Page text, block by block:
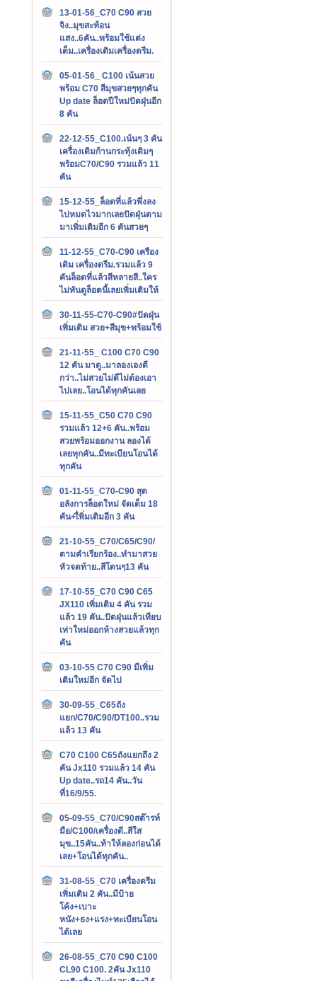
13-01-56_C70 C90 สวย
จิง..มุขสะท้อน
แสง..6คัน..พร้อมใช้แต่ง
เต็ม..เครื่องเดิมเครื่องดรีม.
05-01-56_ C100 เน้นสวย
พร้อม C70 สีมุขสวยๆทุกคัน
Up date ล็อตปีใหม่ปัดฝุ่นอีก
8 คัน
22-12-55_C100.เน้นๆ 3 คัน
เครื่องเดิมก้านกระทุ้งเดิมๆ
พร้อมC70/C90 รวมแล้ว 11
คัน
15-12-55_ล็อตที่แล้วพึ่งลง
ไปหมดไวมากเลยปัดฝุ่นตาม
มาเพิ่มเติมอีก 6 คันสวยๆ
11-12-55_C70-C90 เครือง
เดิม เครื่องดรีม.รวมแล้ว 9
คันล็อตที่แล้วสีหลายสี..ใคร
ไม่ทันดูล็อตนี้เลยเพิ่มเติมให้
30-11-55-C70-C90#ปัดฝุ่น
เพิ่มเติม สวย+สีมุข+พร้อมใช้
21-11-55_ C100 C70 C90
12 คัน มาดู..มาลองเองดี
กว่า..ไม่สวยไม่ดีไม่ต้องเอา
ไปเลย..โอนได้ทุกคันเลย
15-11-55_C50 C70 C90
รวมแล้ว 12+6 คัน..พร้อม
สวยพร้อมออกงาน ลองได้
เลยทุกคัน..มีทะเบียนโอนได้
ทุกคัน
01-11-55_C70-C90 สุด
อลังการล็อตใหม่ จัดเต็ม 18
คัน+เื่พิ่มเติมอีก 3 คัน
21-10-55_C70/C65/C90/
ตามคำเรียกร้อง..ทำมาสวย
หัวจดท้าย..สีโดนๆ13 คัน
17-10-55_C70 C90 C65
JX110 เพิ่มเติม 4 คัน รวม
แล้ว 19 คัน..ปัดฝุ่นแล้วเทียบ
เท่าใหม่ออกห้างสวยแล้วทุก
คัน
03-10-55 C70 C90 มีเพิ่ม
เติมใหม่อีก จัดไป
30-09-55_C65ถัง
แยก/C70/C90/DT100..รวม
แล้ว 13 คัน
C70 C100 C65ถังแยกถึง 2
คัน Jx110 รวมแล้ว 14 คัน
Up date..รถ14 คัน..วัน
ที่16/9/55.
05-09-55_C70/C90สต๊ารท์
มือ/C100/เครื่องดี..สีใส
มุข..15คัน..ท้าให้ลองก่อนได้
เลย+โอนได้ทุกคัน..
31-08-55_C70 เครื่องดรีม
เพิ่มเติม 2 คัน..มีป้าย
โค้ง+เบาะ
หนัง+ธง+แรง+ทะเบียนโอน
ได้เลย
26-08-55_C70 C90 C100
CL90 C100. 2คัน Jx110